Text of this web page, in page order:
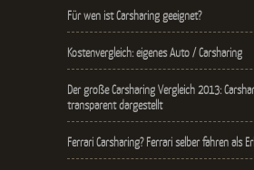
Für wen ist Carsharing geeignet?
Kostenvergleich: eigenes Auto / Carsharing
Der große Carsharing Vergleich 2013:
transparent dargestellt
Ferrari Carsharing? Ferrari selber fahren als